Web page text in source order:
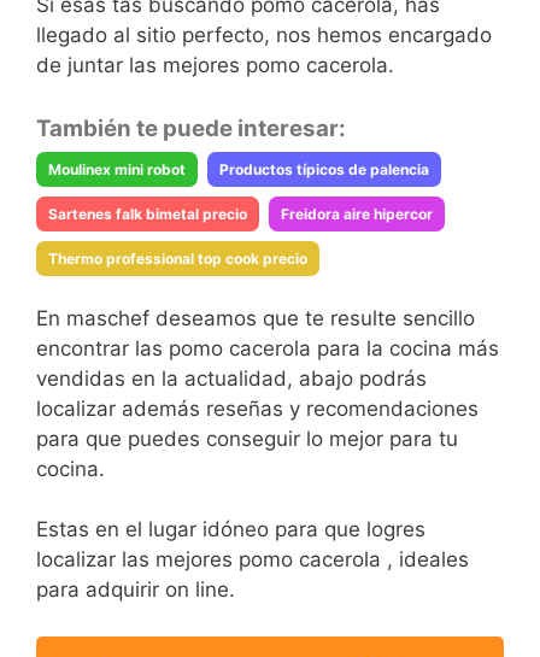
Si esas tas buscando pomo cacerola, has
llegado al sitio perfecto, nos hemos encargado
de juntar las mejores pomo cacerola.
También te puede interesar:
Moulinex mini robot Productos típicos de palencia
Sartenes falk bimetal precio Freidora aire hipercor
Thermo professional top cook precio
En maschef deseamos que te resulte sencillo
encontrar las pomo cacerola para la cocina más
vendidas en la actualidad, abajo podrás
localizar además reseñas y recomendaciones
para que puedes conseguir lo mejor para tu
cocina.
Estas en el lugar idóneo para que logres
localizar las mejores pomo cacerola , ideales
para adquirir on line.